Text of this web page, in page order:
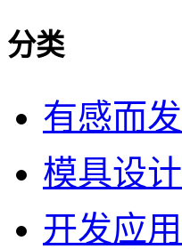
分类
有感而发
模具设计
开发应用